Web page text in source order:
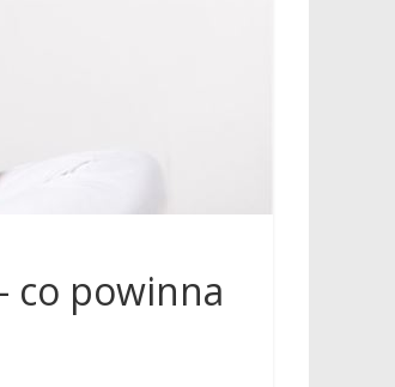
co powinna